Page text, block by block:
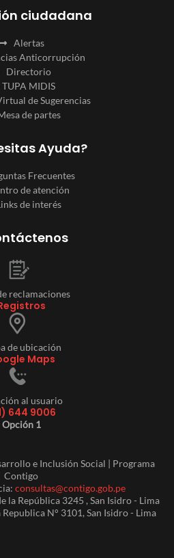
ciudadana
Alertas
Anticorrupción
Directorio
TUPA MIDIS
de Sugerencias
de partes
Ayuda?
Frecuentes
de atención
de interés
reclamaciones
de ubicación
Maps
al usuario
644 9006
Opción 1
e Inclusión Social | Programa
Contigo
consultas@contigo.gob.pe
la República 3245 , San Isidro - Lima
Republica N° 3101, San Isidro - Lima